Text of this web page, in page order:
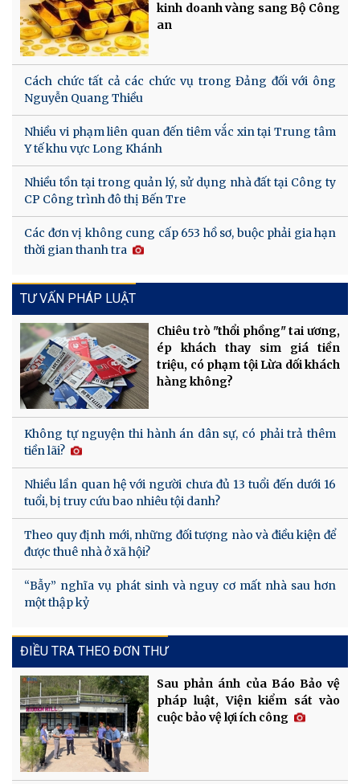
kinh doanh vàng sang Bộ Công
an
Cách chức tất cả các chức vụ trong Đảng đối với ông
Nguyễn Quang Thiều
Nhiều vi phạm liên quan đến tiêm vắc xin tại Trung tâm
Y tế khu vực Long Khánh
Nhiều tồn tại trong quản lý, sử dụng nhà đất tại Công ty
CP Công trình đô thị Bến Tre
Các đơn vị không cung cấp 653 hồ sơ, buộc phải gia hạn
thời gian thanh tra
TƯ VẤN PHÁP LUẬT
Chiêu trò "thổi phồng" tai ương,
ép khách thay sim giá tiền
triệu, có phạm tội Lừa dối khách
hàng không?
Không tự nguyện thi hành án dân sự, có phải trả thêm
tiền lãi?
Nhiều lần quan hệ với người chưa đủ 13 tuổi đến dưới 16
tuổi, bị truy cứu bao nhiêu tội danh?
Theo quy định mới, những đối tượng nào và điều kiện để
được thuê nhà ở xã hội?
“Bẫy” nghĩa vụ phát sinh và nguy cơ mất nhà sau hơn
một thập kỷ
ĐIỀU TRA THEO ĐƠN THƯ
Sau phản ánh của Báo Bảo vệ
pháp luật, Viện kiểm sát vào
cuộc bảo vệ lợi ích công